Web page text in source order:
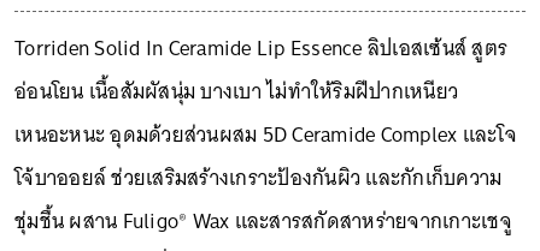
Torriden Solid In Ceramide Lip Essence ลิปเอสเซ้นส์ สูตร
อ่อนโยน เนื้อสัมผัสนุ่ม บางเบา ไม่ทำให้ริมฝีปากเหนียว
เหนอะหนะ อุดมด้วยส่วนผสม 5D Ceramide Complex และโจ
โจ้บาออยล์ ช่วยเสริมสร้างเกราะป้องกันผิว และกักเก็บความ
ชุ่มชื้น ผสาน Fuligo® Wax และสารสกัดสาหร่ายจากเกาะเชจู